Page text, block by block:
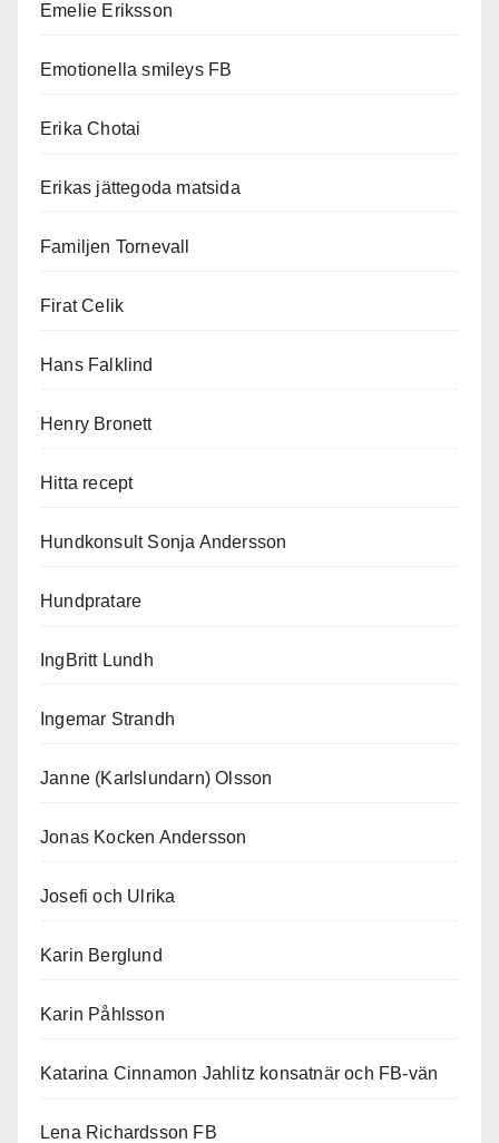
Emelie Eriksson
Emotionella smileys FB
Erika Chotai
Erikas jättegoda matsida
Familjen Tornevall
Firat Celik
Hans Falklind
Henry Bronett
Hitta recept
Hundkonsult Sonja Andersson
Hundpratare
IngBritt Lundh
Ingemar Strandh
Janne (Karlslundarn) Olsson
Jonas Kocken Andersson
Josefi och Ulrika
Karin Berglund
Karin Påhlsson
Katarina Cinnamon Jahlitz konsatnär och FB-vän
Lena Richardsson FB